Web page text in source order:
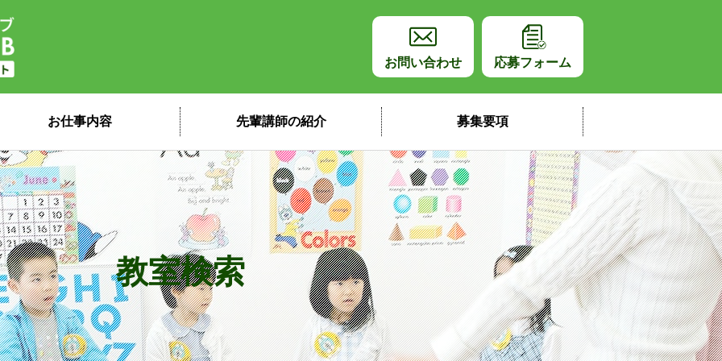
子ども英会話ペッピーキッズクラブ 講師採用サイト
お問い合わせ 応募フォーム
お仕事内容 先輩講師の紹介 募集要項
教室検索